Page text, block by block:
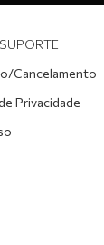
Cancelamento
Privacidade